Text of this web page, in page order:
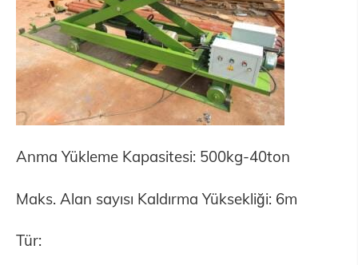
Anma Yükleme Kapasitesi: 500kg-40ton
Maks. Alan sayısı Kaldırma Yüksekliği: 6m
Tür: